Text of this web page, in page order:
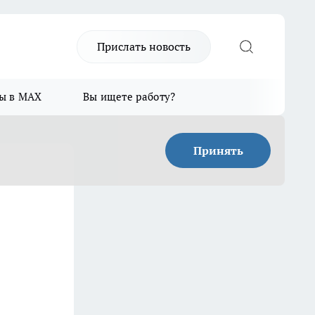
Прислать новость
в MAX Вы ищете работу?
Принять